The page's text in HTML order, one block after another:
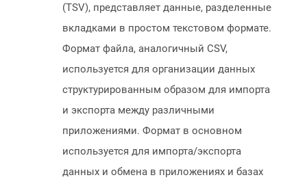
(TSV), представляет данные, разделенные
вкладками в простом текстовом формате.
Формат файла, аналогичный CSV,
используется для организации данных
структурированным образом для импорта
и экспорта между различными
приложениями. Формат в основном
используется для импорта/экспорта
данных и обмена в приложениях и базах